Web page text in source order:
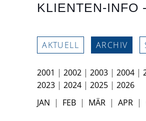
KLIENTEN-INFO
AKTUELL ARCHIV
2001 |2002 |2003 |2004 |
2023 |2024 |2025 |2026
JAN | FEB | MÄR |APR |